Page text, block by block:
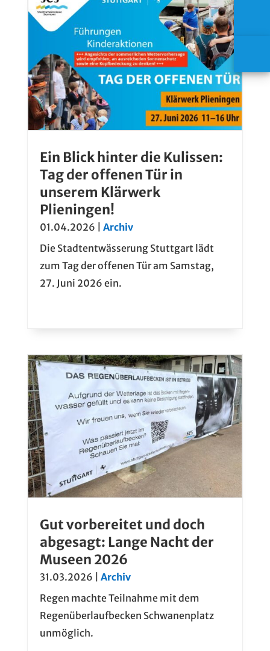
Ein Blick hinter die Kulissen:
Tag der offenen Tür in
unserem Klärwerk
Plieningen!
01.04.2026
Archiv
Die Stadt­­ent­wässer­ung Stutt­gart lädt
zum Tag der offenen Tür am Samstag,
27. Juni 2026 ein.
Gut vorbereitet und doch
abgesagt: Lange Nacht der
Museen 2026
31.03.2026
Archiv
Regen machte Teilnahme mit dem
Regenüberlaufbecken Schwanenplatz
unmöglich.